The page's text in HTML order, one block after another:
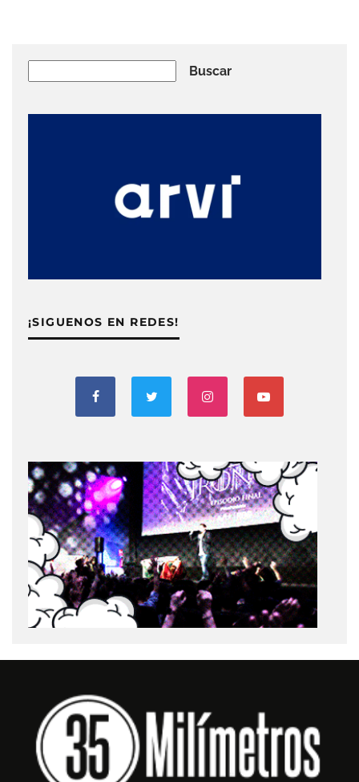
Buscar
¡SIGUENOS EN REDES!